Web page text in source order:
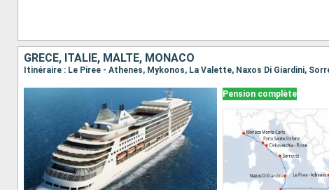
GRÈCE, ITALIE, MALTE, MONACO
Pension complète